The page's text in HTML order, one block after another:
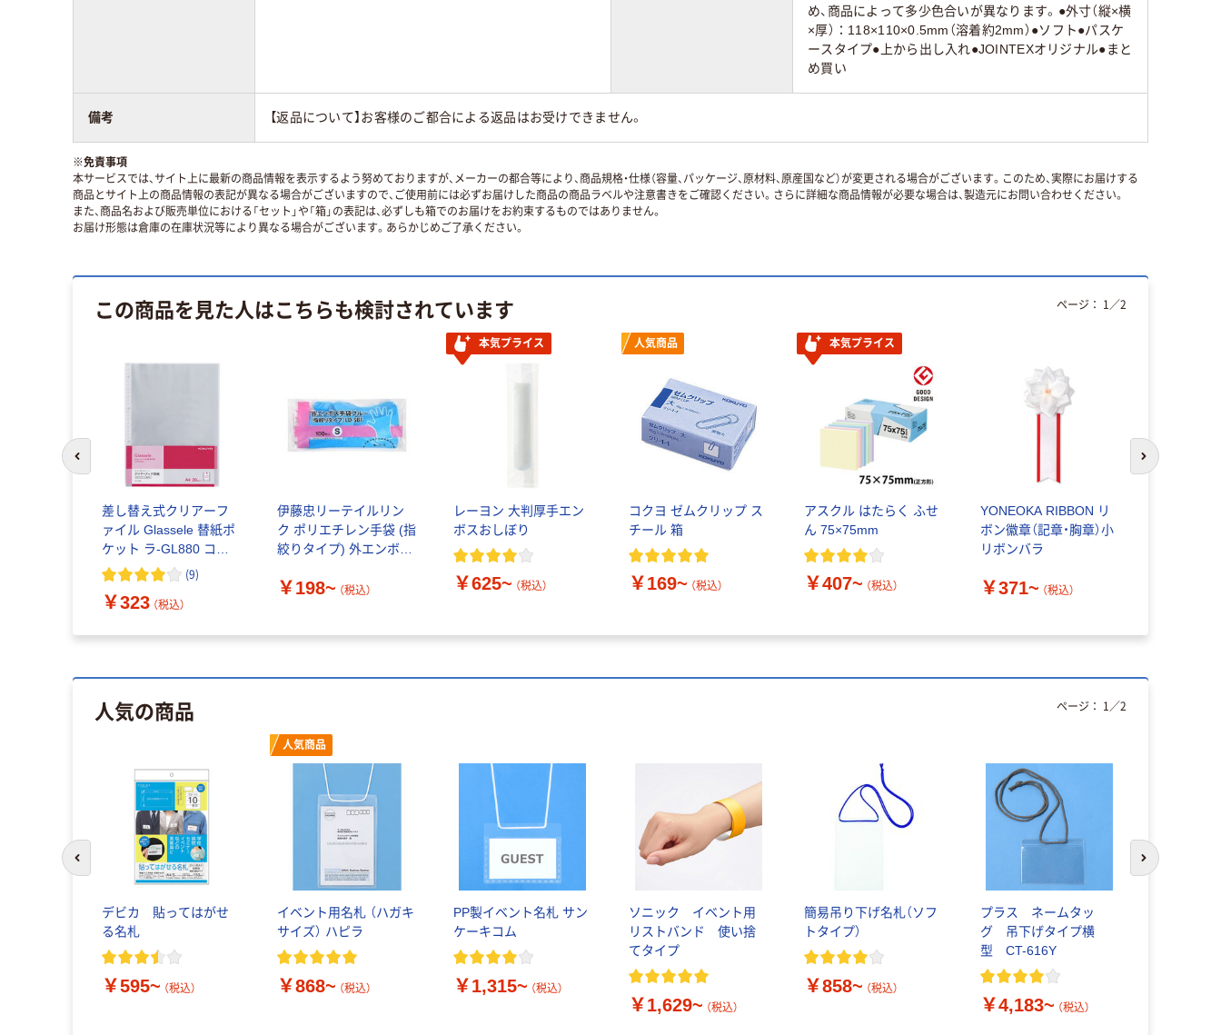
め、商品によって多少色合いが異なります。●外寸（縦×横
×厚）：118×110×0.5mm（溶着約2mm）●ソフト●パスケ
ースタイプ●上から出し入れ●JOINTEXオリジナル●まと
め買い
備考 【返品について】お客様のご都合による返品はお受けできません。
※免責事項
本サービスでは、サイト上に最新の商品情報を表示するよう努めておりますが、メーカーの都合等により、商品規格・仕様（容量、パッケージ、原材料、原産国など）が変更される場合がございます。このため、実際にお届けする
商品とサイト上の商品情報の表記が異なる場合がございますので、ご使用前には必ずお届けした商品の商品ラベルや注意書きをご確認ください。さらに詳細な商品情報が必要な場合は、製造元にお問い合わせください。
また、商品名および販売単位における「セット」や「箱」の表記は、必ずしも箱でのお届けをお約束するものではありません。
お届け形態は倉庫の在庫状況等により異なる場合がございます。あらかじめご了承ください。
この商品を見た人はこちらも検討されています
差し替え式クリアーフ
ァイル Glassele 替紙ポ
ケット ラ-GL880 コク
ヨ 1袋（20枚入）
(9)
￥323 （税込）
伊藤忠リーテイルリン
ク ポリエチレン手袋 (指
絞りタイプ) 外エンボス
￥198~ （税込）
本気プライス
レーヨン 大判厚手エン
ボスおしぼり
￥625~ （税込）
人気商品
コクヨ ゼムクリップ ス
チール 箱
￥169~ （税込）
本気プライス
アスクル はたらく ふせ
ん 75×75mm
￥407~ （税込）
YONEOKA RIBBON リ
ボン徽章（記章・胸章）小
リボンバラ
￥371~ （税込）
ページ： 1 ／2
前のスライドへ 次のスライド
人気の商品
デビカ 貼ってはがせ
る名札
￥595~ （税込）
人気商品
イベント用名札 （ハガキ
サイズ） ハピラ
￥868~ （税込）
PP製イベント名札 サン
ケーキコム
￥1,315~ （税込）
ソニック イベント用
リストバンド 使い捨
てタイプ
￥1,629~ （税込）
簡易吊り下げ名札（ソフ
トタイプ）
￥858~ （税込）
プラス ネームタッ
グ 吊下げタイプ横
型 CT-616Y
￥4,183~ （税込）
ページ： 1 ／2
前のスライドへ 次のスライド